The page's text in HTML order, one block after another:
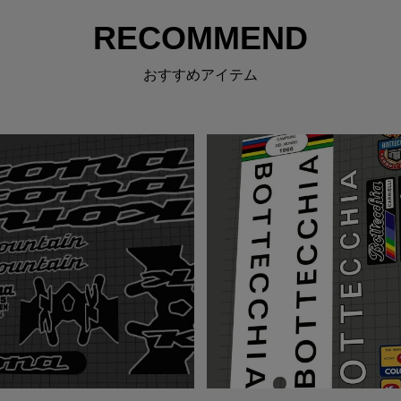
RECOMMEND
おすすめアイテム